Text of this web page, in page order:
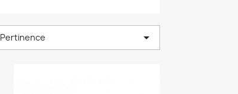
Pertinence 